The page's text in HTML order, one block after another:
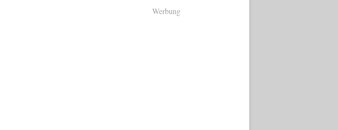
Werbung